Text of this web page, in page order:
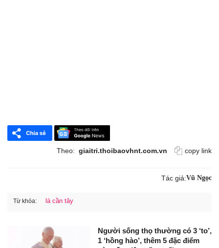
Theo: giaitri.thoibaovhnt.com.vn copy link
Tác giả:Vũ Ngọc
Từ khóa: lá cần tây
Người sống thọ thường có 3 ‘to’,
1 ‘hồng hào’, thêm 5 đặc điểm